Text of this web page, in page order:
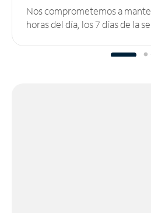
Nos comprometemos a
horas del día, los 7 días de la